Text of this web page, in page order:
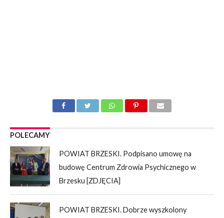
POLECAMY
POWIAT BRZESKI. Podpisano umowę na
budowę Centrum Zdrowia Psychicznego w
Brzesku [ZDJĘCIA]
POWIAT BRZESKI. Dobrze wyszkolony